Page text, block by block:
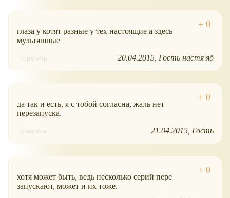
глаза у котят разные у тех настоящие а здесь
мультяшные
ответить 20.04.2015 Гость настя яб
да так и есть, я с тобой согласна, жаль нет
перезапуска.
ответить 21.04.2015 Гость
хотя может быть, ведь несколько серий пере
запускают, может и их тоже.